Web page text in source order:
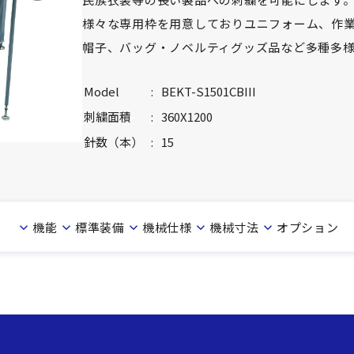
様々な専用枠を用意しておりユニフォーム、作
帽子、バッグ・ノベルティグッズ品など多種多
Model : BEKT-S1501CBIII
刺繍面積
: 360X1200
針数（本）
: 15
機能 標準装備 機械仕様 機械寸法 オプション